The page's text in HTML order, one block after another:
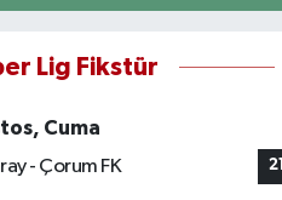
Lig Fikstür
Cuma
- Çorum FK